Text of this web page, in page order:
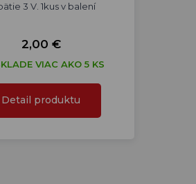
3 V. 1kus v balení
2,00 €
VIAC AKO 5 KS
Detail produktu